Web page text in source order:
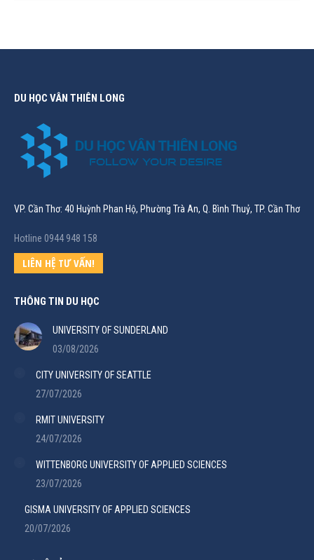
DU HỌC VÂN THIÊN LONG
VP. Cần Thơ: 40 Huỳnh Phan Hộ, Phường Trà An, Q. Bình Thuỷ, TP. Cần Thơ
Hotline 0944 948 158
LIÊN HỆ TƯ VẤN!
THÔNG TIN DU HỌC
UNIVERSITY OF SUNDERLAND
03/08/2026
CITY UNIVERSITY OF SEATTLE
27/07/2026
RMIT UNIVERSITY
24/07/2026
WITTENBORG UNIVERSITY OF APPLIED SCIENCES
23/07/2026
GISMA UNIVERSITY OF APPLIED SCIENCES
20/07/2026